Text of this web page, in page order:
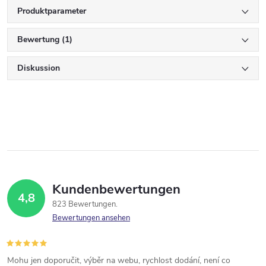
Produktparameter
Bewertung (1)
Diskussion
4,8 Kundenbewertungen
823 Bewertungen
Bewertungen ansehen
Mohu jen doporučit, výběr na webu, rychlost dodání, není co